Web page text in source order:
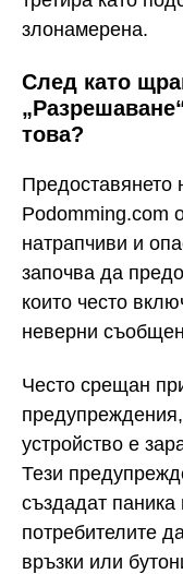
злонамерена.
След като
това?
Предоставянето
Podomming.com
натрапчиви и
започва да
които често
неверни
Често срещан
устройство е
Тези
създадат паника
потребителите
връзки или